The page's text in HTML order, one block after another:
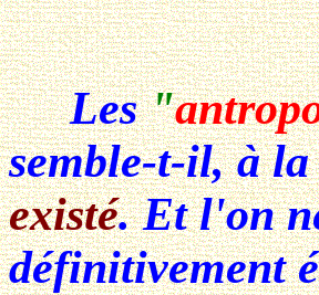
Les"
semble-t-il, à
existé. Et l'on
définitivement